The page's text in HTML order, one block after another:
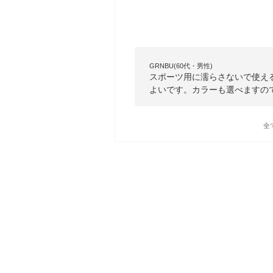
GRNBU(60代・男性)
スポーツ用に濡らさないで使
よいです。カラーも選べますの
全